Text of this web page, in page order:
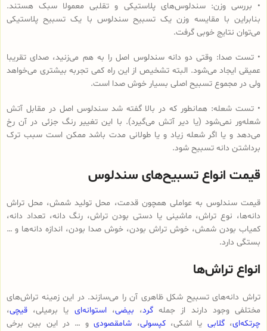
• بررسی وزن: سندلوس‌های پلاستیکی و تقلبی معمولا سبک هستند.
بنابراین با مقایسه وزن یک تسبیح سندلوس با یک تسبیح پلاستیکی
می‌توان نتایج خوبی گرفت.
• تست صدا: وقتی دو دانه سندلوس اصل را به هم می‌زنید، صدای تقریبا
عمیقی ایجاد می‌شود. البته تشخیص از این راه کمی تجربه بیشتری می‌خواهد
ولی در مجموع تسبیح اصلی بسیار خوش صدا است.
• تست شعله: همانطور که در بالا گفته شد سندلوس اصل در مقابل آتش
شعله‌ور نمی‌شود (یا دیر آتش می‌گیرد). با این تغییر رنگ جزئی در آن رخ
می‌دهد و یا اگر شعله زیاد و یا طولانی مدت باشد ممکن است سبب ترک
برداشتن دانه تسبیح شود.
قیمت انواع تسبیح‌های سندلوس
قیمت سندلوس به عواملی همچون قدمت، محل تولید شمش، محل تراش
دانه‌ها، نوع تراش، ماشینی یا دستی بودن تراش، رنگ دانه، تعداد دانه،
کمیاب بودن شمش، خوش تراش بودن، خوش صدا بودن، اندازه دانه‌ها و …
بستگی دارد.
انواع تراش‌ها
تراش دانه‌های تسبیح شکل ظاهری آن را می‌سازند. در این زمینه تراش‌های
مختلفی وجود دارند از جمله گرد، بیضی،استوانه‌ای یا برمیلی، قیچی،
چرتکه‌ای،گلابی یا اشکی،کپسولی، شامقصودیو … در این بین برخی